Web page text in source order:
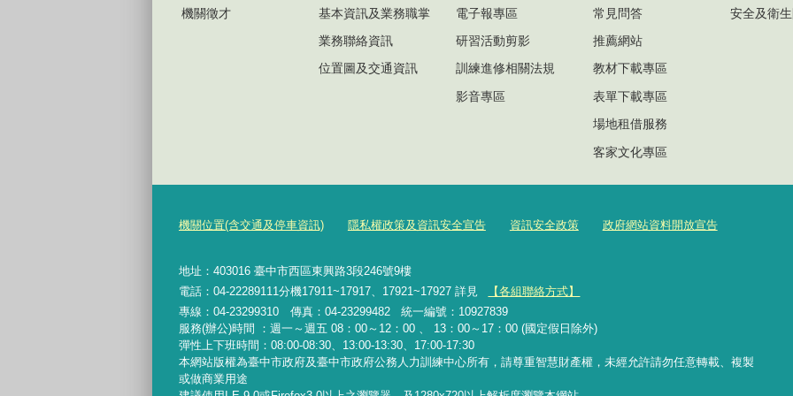
機關徵才
基本資訊及業務職掌
業務聯絡資訊
位置圖及交通資訊
電子報專區
研習活動剪影
訓練進修相關法規
影音專區
常見問答
推薦網站
教材下載專區
表單下載專區
場地租借服務
客家文化專區
安全及衛
機關位置(含交通及停車資訊) 隱私權政策及資訊安全宣告 資訊安全政策 政府網站資料開放宣告
地址：403016 臺中市西區東興路3段246號9樓
電話：04-22289111分機17911~17917、17921~17927 詳見
【各組聯絡方式】
專線：04-23299310 傳真：04-23299482 統一編號：10927839
服務(辦公)時間 ：週一～週五 08：00～12：00 、 13：00～17：00 (國定假日除外)
彈性上下班時間：08:00-08:30、13:00-13:30、17:00-17:30
本網站版權為臺中市政府及臺中市政府公務人力訓練中心所有，請尊重智慧財產權，未經允許請勿任意轉載、複製
或做商業用途